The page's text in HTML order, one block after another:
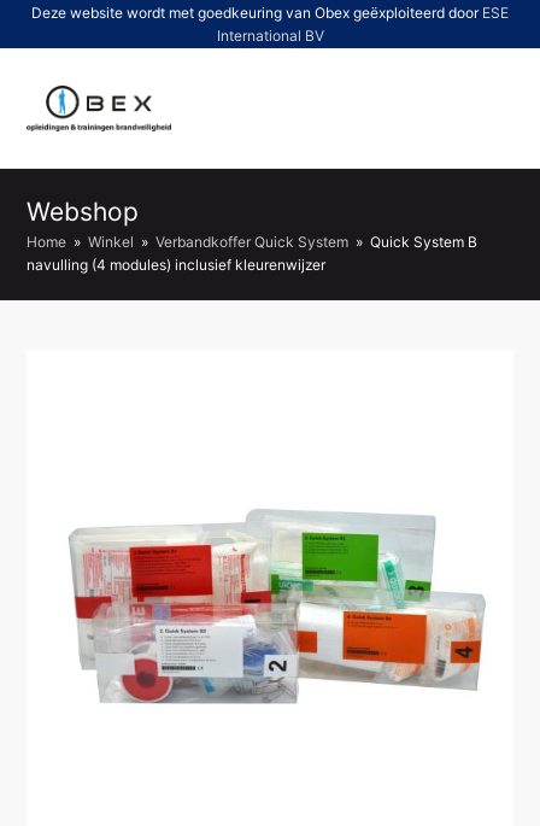
Deze website wordt met goedkeuring van Obex geëxploiteerd door ESE
International BV
Webshop
Home » Winkel » Verbandkoffer Quick System » Quick System B
navulling (4 modules) inclusief kleurenwijzer